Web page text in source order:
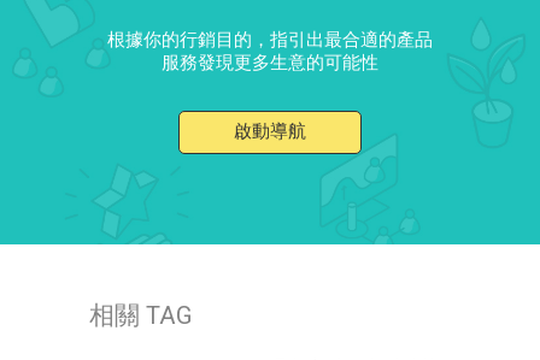
根據你的行銷目的，指引出最合適的產品
服務發現更多生意的可能性
啟動導航
相關 TAG